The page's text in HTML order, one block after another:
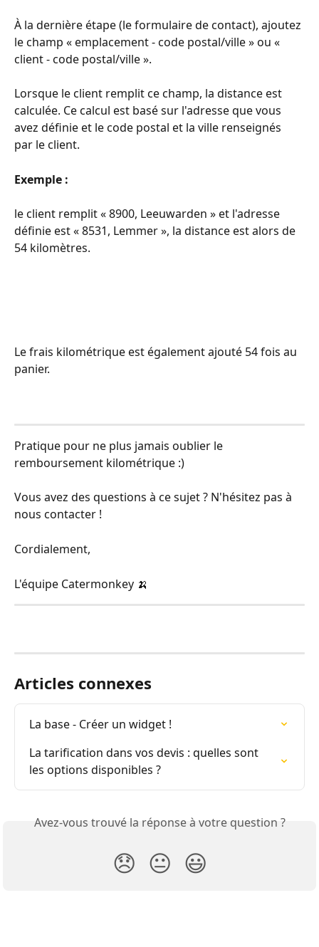
À la dernière étape (le formulaire de contact), ajoutez
le champ « emplacement - code postal/ville » ou «
client - code postal/ville ».
Lorsque le client remplit ce champ, la distance est
calculée. Ce calcul est basé sur l'adresse que vous
avez définie et le code postal et la ville renseignés
par le client.
Exemple :
le client remplit « 8900, Leeuwarden » et l'adresse
définie est « 8531, Lemmer », la distance est alors de
54 kilomètres.
Le frais kilométrique est également ajouté 54 fois au
panier.
Pratique pour ne plus jamais oublier le
remboursement kilométrique :)
Vous avez des questions à ce sujet ? N'hésitez pas à
nous contacter !
Cordialement,
L'équipe Catermonkey 🍌
Articles connexes
La base - Créer un widget !
La tarification dans vos devis : quelles sont
les options disponibles ?
Avez-vous trouvé la réponse à votre question ?
😞 😐 😃